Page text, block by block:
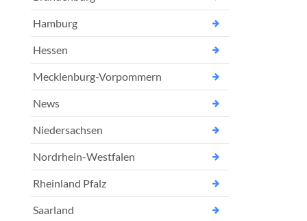
Hamburg
Hessen
Mecklenburg-Vorpommern
News
Niedersachsen
Nordrhein-Westfalen
Rheinland Pfalz
Saarland